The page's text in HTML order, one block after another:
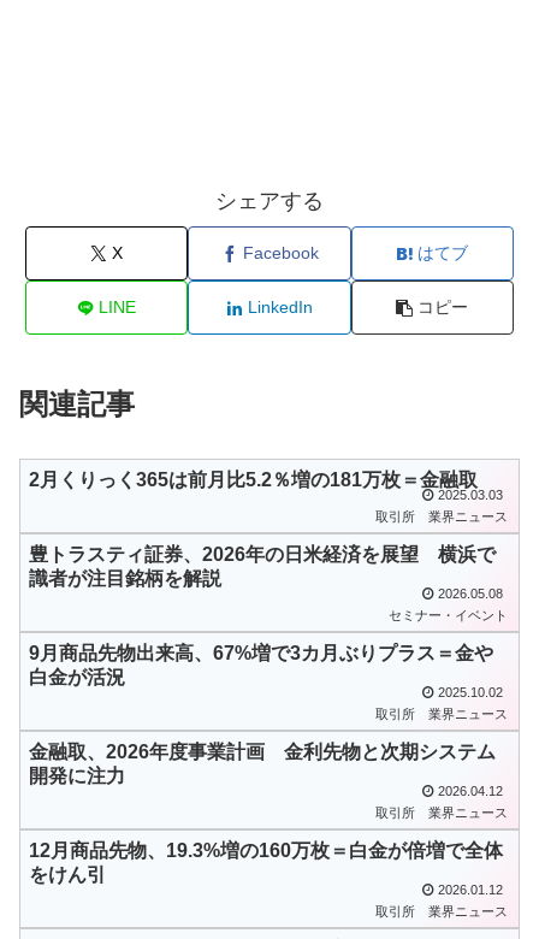
シェアする
X Facebook はてブ
LINE LinkedIn コピー
関連記事
2月くりっく365は前月比5.2％増の181万枚＝金融取
2025.03.03
取引所
業界ニュース
豊トラスティ証券、2026年の日米経済を展望 横浜で
識者が注目銘柄を解説
2026.05.08
セミナー・イベント
9月商品先物出来高、67%増で3カ月ぶりプラス＝金や
白金が活況
2025.10.02
取引所
業界ニュース
金融取、2026年度事業計画 金利先物と次期システム
開発に注力
2026.04.12
取引所
業界ニュース
12月商品先物、19.3%増の160万枚＝白金が倍増で全体
をけん引
2026.01.12
取引所
業界ニュース